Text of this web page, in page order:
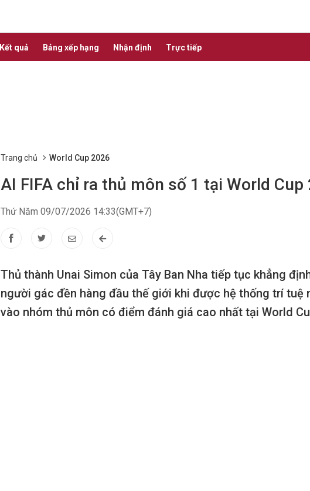
Kết quả Bảng xếp hạng Nhận định Trực tiếp
Trang chủ World Cup 2026
AI FIFA chỉ ra thủ môn số 1 tại World Cup
Thứ Năm 09/07/2026 14:33(GMT+7)
Thủ thành Unai Simon của Tây Ban Nha tiếp tục khẳng
người gác đền hàng đầu thế giới khi được hệ thống trí tuệ
vào nhóm thủ môn có điểm đánh giá cao nhất tại World